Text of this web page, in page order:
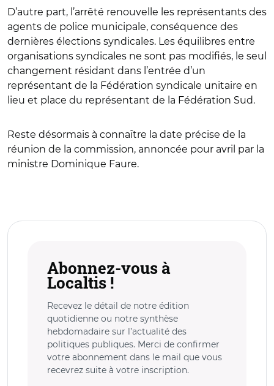
D’autre part, l’arrêté renouvelle les représentants des
agents de police municipale, conséquence des
dernières élections syndicales. Les équilibres entre
organisations syndicales ne sont pas modifiés, le seul
changement résidant dans l’entrée d’un
représentant de la Fédération syndicale unitaire en
lieu et place du représentant de la Fédération Sud.
Reste désormais à connaître la date précise de la
réunion de la commission, annoncée pour avril par la
ministre Dominique Faure.
Abonnez-vous à
Localtis !
Recevez le détail de notre édition
quotidienne ou notre synthèse
hebdomadaire sur l’actualité des
politiques publiques. Merci de confirmer
votre abonnement dans le mail que vous
recevrez suite à votre inscription.